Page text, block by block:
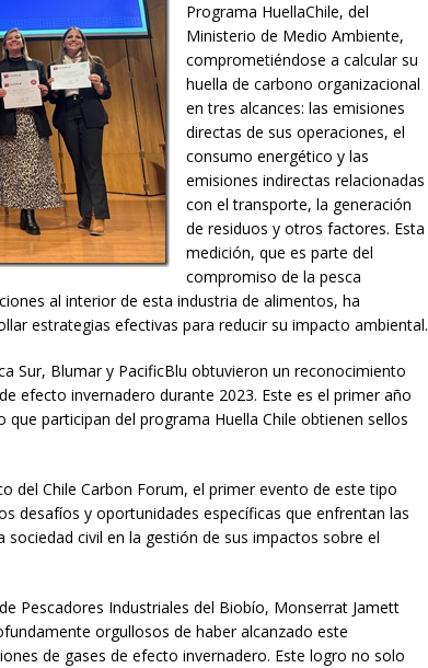
Programa HuellaChile, del
Ministerio de Medio Ambiente,
comprometiéndose a calcular su
huella de carbono organizacional
en tres alcances: las emisiones
directas de sus operaciones, el
consumo energético y las
emisiones indirectas relacionadas
con el transporte, la generación
de residuos y otros factores. Esta
medición, que es parte del
compromiso de la pesca
al interior de esta industria de alimentos, ha
estrategias efectivas para reducir su impacto ambiental.
Sur, Blumar y PacificBlu obtuvieron un reconocimiento
efecto invernadero durante 2023. Este es el primer año
participan del programa Huella Chile obtienen sellos
del Chile Carbon Forum, el primer evento de este tipo
desafíos y oportunidades específicas que enfrentan las
civil en la gestión de sus impactos sobre el
Pescadores Industriales del Biobío, Monserrat Jamett
orgullosos de haber alcanzado este
de gases de efecto invernadero. Este logro no solo